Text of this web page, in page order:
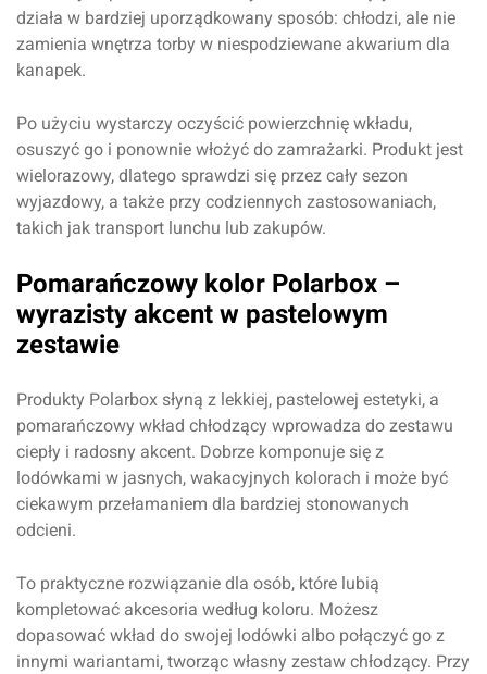
działa w bardziej uporządkowany sposób: chłodzi, ale nie
zamienia wnętrza torby w niespodziewane akwarium dla
kanapek.
Po użyciu wystarczy oczyścić powierzchnię wkładu,
osuszyć go i ponownie włożyć do zamrażarki. Produkt jest
wielorazowy, dlatego sprawdzi się przez cały sezon
wyjazdowy, a także przy codziennych zastosowaniach,
takich jak transport lunchu lub zakupów.
Pomarańczowy kolor Polarbox –
wyrazisty akcent w pastelowym
zestawie
Produkty Polarbox słyną z lekkiej, pastelowej estetyki, a
pomarańczowy wkład chłodzący wprowadza do zestawu
ciepły i radosny akcent. Dobrze komponuje się z
lodówkami w jasnych, wakacyjnych kolorach i może być
ciekawym przełamaniem dla bardziej stonowanych
odcieni.
To praktyczne rozwiązanie dla osób, które lubią
kompletować akcesoria według koloru. Możesz
dopasować wkład do swojej lodówki albo połączyć go z
innymi wariantami, tworząc własny zestaw chłodzący. Przy